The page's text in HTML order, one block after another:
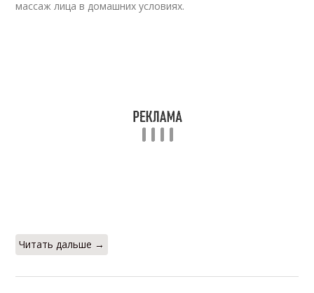
массаж лица в домашних условиях.
Читать дальше →